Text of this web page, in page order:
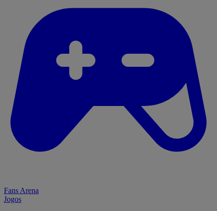
Fans Arena
Jogos